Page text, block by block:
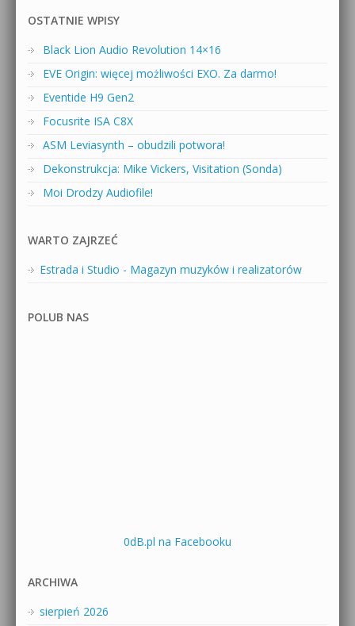
OSTATNIE WPISY
Black Lion Audio Revolution 14×16
EVE Origin: więcej możliwości EXO. Za darmo!
Eventide H9 Gen2
Focusrite ISA C8X
ASM Leviasynth – obudzili potwora!
Dekonstrukcja: Mike Vickers, Visitation (Sonda)
Moi Drodzy Audiofile!
WARTO ZAJRZEĆ
Estrada i Studio - Magazyn muzyków i realizatorów
POLUB NAS
0dB.pl na Facebooku
ARCHIWA
sierpień 2026